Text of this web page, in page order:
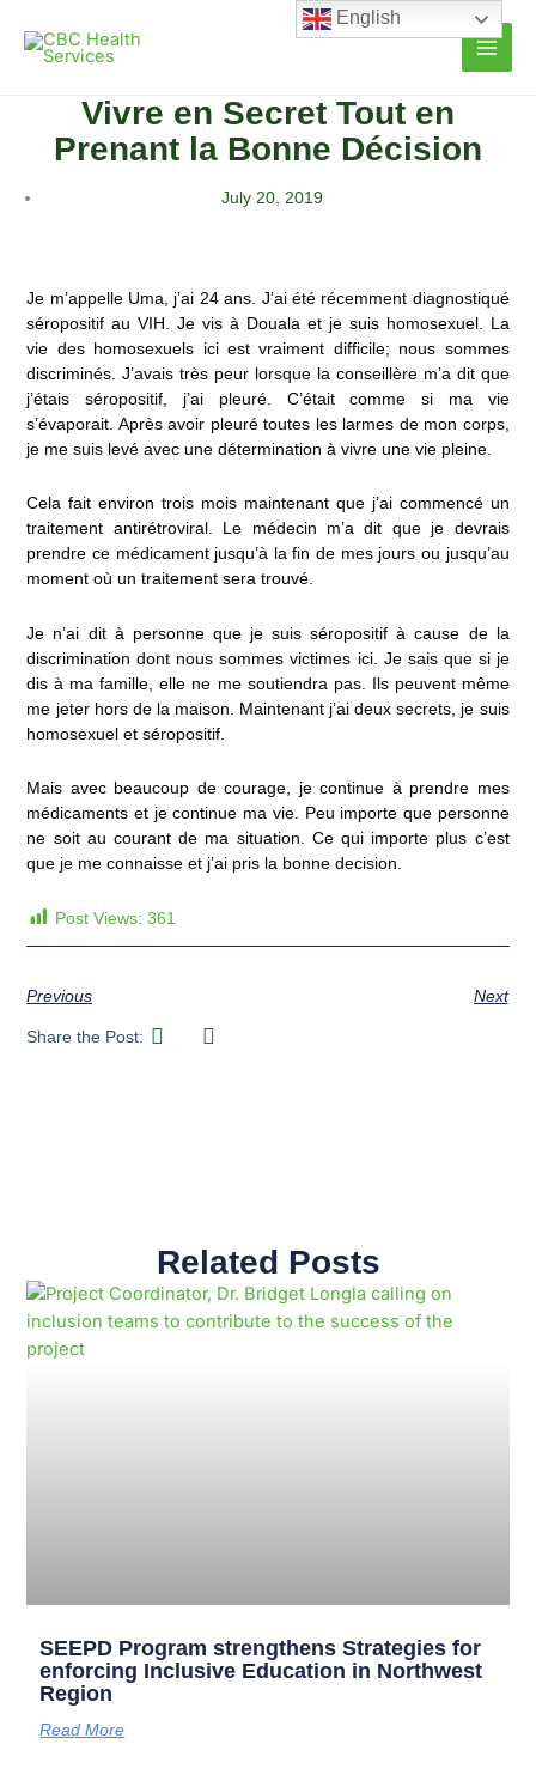
content
Vivre en Secret Tout en
Prenant la Bonne Décision
July 20, 2019
Je m’appelle Uma, j’ai 24 ans. J’ai été récemment diagnostiqué
séropositif au VIH. Je vis à Douala et je suis homosexuel. La
vie des homosexuels ici est vraiment difficile; nous sommes
discriminés. J’avais très peur lorsque la conseillère m’a dit que
j’étais séropositif, j’ai pleuré. C’était comme si ma vie
s’évaporait. Après avoir pleuré toutes les larmes de mon corps,
je me suis levé avec une détermination à vivre une vie pleine.
Cela fait environ trois mois maintenant que j’ai commencé un
traitement antirétroviral. Le médecin m’a dit que je devrais
prendre ce médicament jusqu’à la fin de mes jours ou jusqu’au
moment où un traitement sera trouvé.
Je n’ai dit à personne que je suis séropositif à cause de la
discrimination dont nous sommes victimes ici. Je sais que si je
dis à ma famille, elle ne me soutiendra pas. Ils peuvent même
me jeter hors de la maison. Maintenant j’ai deux secrets, je suis
homosexuel et séropositif.
Mais avec beaucoup de courage, je continue à prendre mes
médicaments et je continue ma vie. Peu importe que personne
ne soit au courant de ma situation. Ce qui importe plus c’est
que je me connaisse et j’ai pris la bonne decision.
Post Views: 361
Previous Next
Share the Post:
Related Posts
SEEPD Program strengthens Strategies for
enforcing Inclusive Education in Northwest
Region
Read More
PagePagePagePagePagePagePagePagePagePage
English